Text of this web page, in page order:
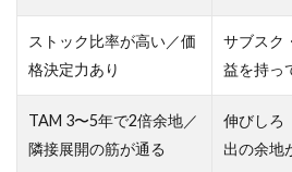
ストック比率が高い／価
格決定力あり
サブスク
益を持っ
TAM 3〜5年で2倍余地／
隣接展開の筋が通る
伸びしろ
出の余地